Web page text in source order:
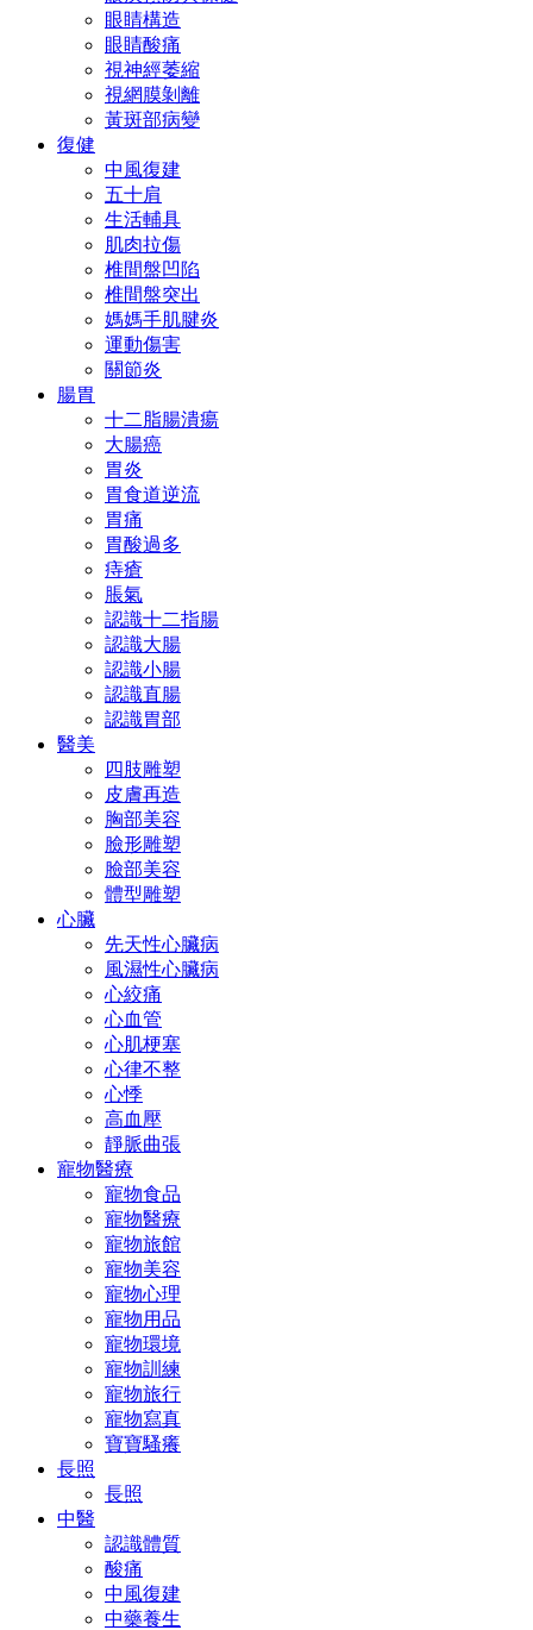
眼睛構造
眼睛酸痛
視神經萎縮
視網膜剝離
黃斑部病變
復健
中風復建
五十肩
生活輔具
肌肉拉傷
椎間盤凹陷
椎間盤突出
媽媽手肌腱炎
運動傷害
關節炎
腸胃
十二脂腸潰瘍
大腸癌
胃炎
胃食道逆流
胃痛
胃酸過多
痔瘡
脹氣
認識十二指腸
認識大腸
認識小腸
認識直腸
認識胃部
醫美
四肢雕塑
皮膚再造
胸部美容
臉形雕塑
臉部美容
體型雕塑
心臟
先天性心臟病
風濕性心臟病
心絞痛
心血管
心肌梗塞
心律不整
心悸
高血壓
靜脈曲張
寵物醫療
寵物食品
寵物醫療
寵物旅館
寵物美容
寵物心理
寵物用品
寵物環境
寵物訓練
寵物旅行
寵物寫真
寶寶騷癢
長照
長照
中醫
認識體質
酸痛
中風復建
中藥養生